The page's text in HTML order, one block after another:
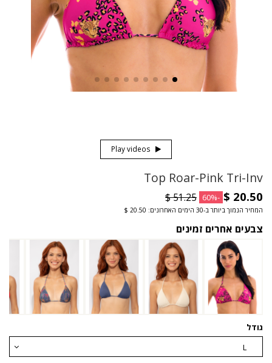
Top Roar-Pink Tri-Inv
-60%
המחיר הנמוך ביותר ב-30 הימים האחרונים: ‏20.50 $
צבעים אחרים זמינים
גודל